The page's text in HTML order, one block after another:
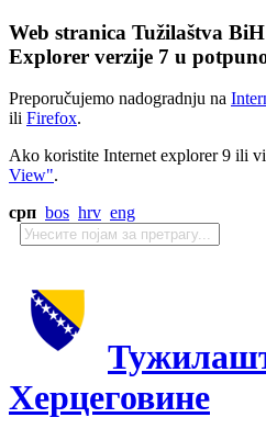
Web stranica Tužilaštva
Explorer verzije 7 u
Preporučujemo nadogradnju na
ili Firefox.
Ako koristite Internet explorer 9 ili
View".
срп bos hrv eng
Херцеговине